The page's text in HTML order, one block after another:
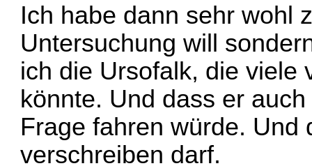
Ich habe dann sehr wohl
Untersuchung will
ich die Ursofalk, die viele
könnte. Und dass er
Frage fahren würde. Und
verschreiben darf.